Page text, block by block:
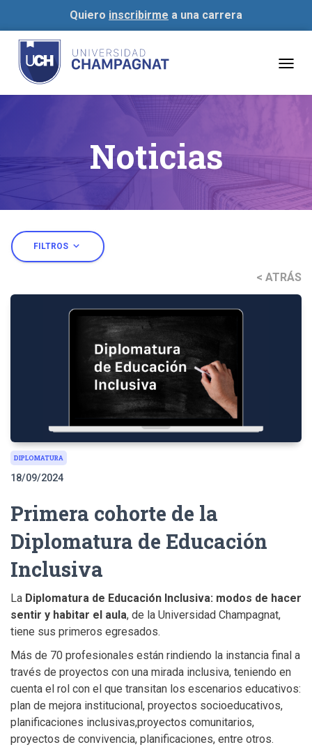
Quiero inscribirme a una carrera
Noticias
FILTROS expand_more
< ATRÁS
DIPLOMATURA
18/09/2024
Primera cohorte de la
Diplomatura de Educación
Inclusiva
La Diplomatura de Educación Inclusiva: modos de hacer
sentir y habitar el aula, de la Universidad Champagnat,
tiene sus primeros egresados.
Más de 70 profesionales están rindiendo la instancia final a
través de proyectos con una mirada inclusiva, teniendo en
cuenta el rol con el que transitan los escenarios educativos:
plan de mejora institucional, proyectos socioeducativos,
planificaciones inclusivas,proyectos comunitarios,
proyectos de convivencia, planificaciones, entre otros.